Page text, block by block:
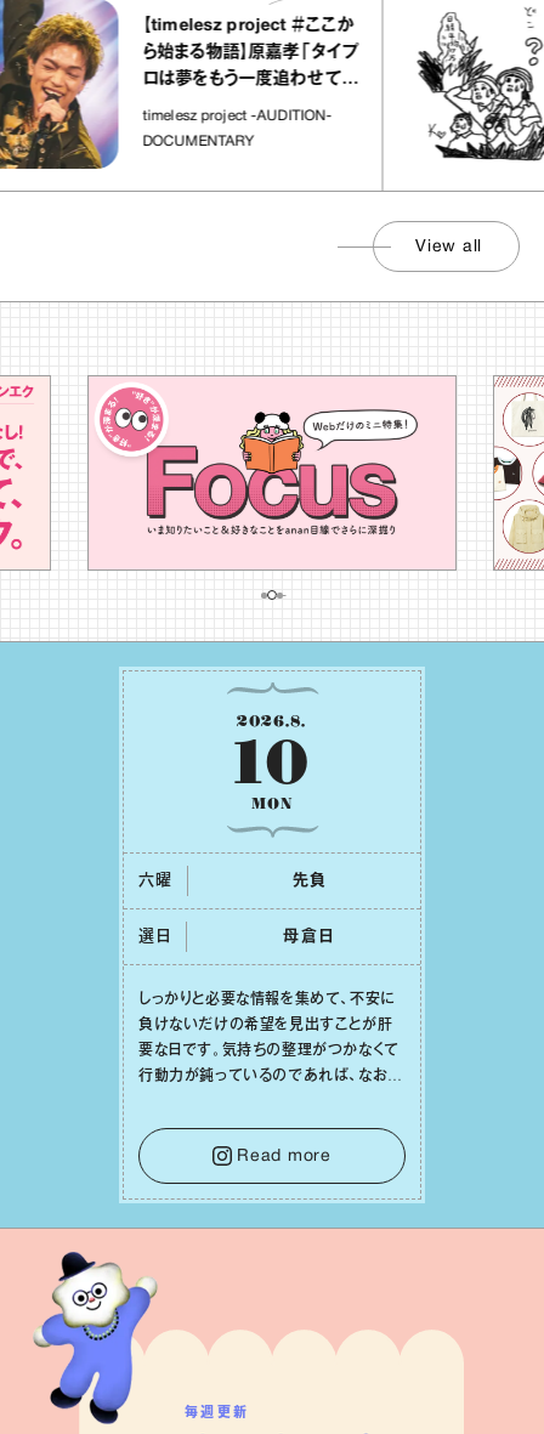
【timelesz project ＃ここか
ら始まる物語】原嘉孝「タイプ
ロは夢をもう一度追わせてく
れた場所」
timelesz project -AUDITION-
DOCUMENTARY
View all
2026.8.
10
MON
六曜 先負
選日 ⺟倉⽇
しっかりと必要な情報を集めて、不安に
負けないだけの希望を⾒出すことが肝
要な⽇です。気持ちの整理がつかなくて
⾏動⼒が鈍っているのであれば、なおさ
を踏み出すのに役⽴つはず。また、広い
意味での「癒し」や「治療」が必要な⽇で
もあり、特に⼈間関係の改善は課題の⼀
つです。
Read more
毎週更新